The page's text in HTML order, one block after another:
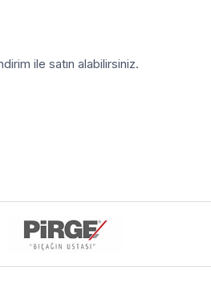
ile satın alabilirsiniz.